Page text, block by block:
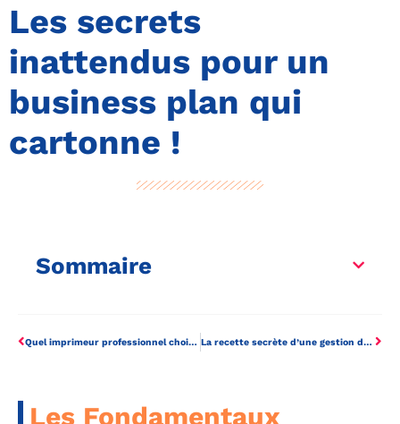
Les secrets
inattendus pour un
business plan qui
cartonne !
Sommaire
Quel imprimeur professionnel choisir pour vos conceptions ? La recette secrète d’une gestion du personnel ultra-efficace en entreprise
Les Fondamentaux